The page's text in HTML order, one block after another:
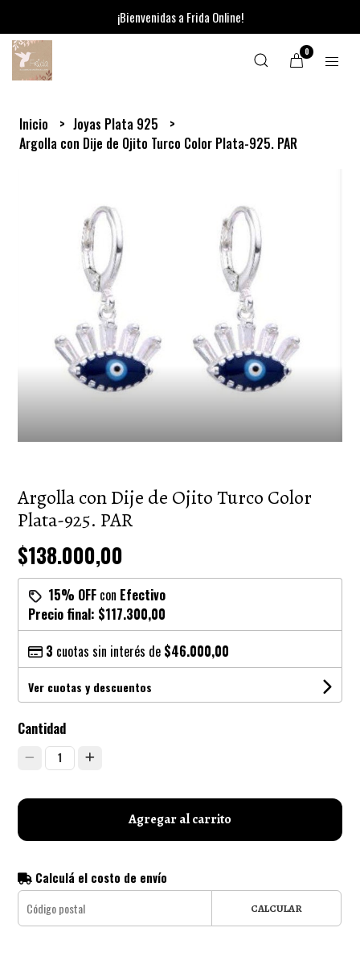
¡Bienvenidas a Frida Online!
0
Inicio
Joyas Plata 925
Argolla con Dije de Ojito Turco Color Plata-925. PAR
Argolla con Dije de Ojito Turco Color
Plata-925. PAR
$138.000,00
15% OFF con Efectivo
Precio final: $117.300,00
3 cuotas sin interés de $46.000,00
Ver cuotas y descuentos
Cantidad
1
Agregar al carrito
Calculá el costo de envío
CALCULAR